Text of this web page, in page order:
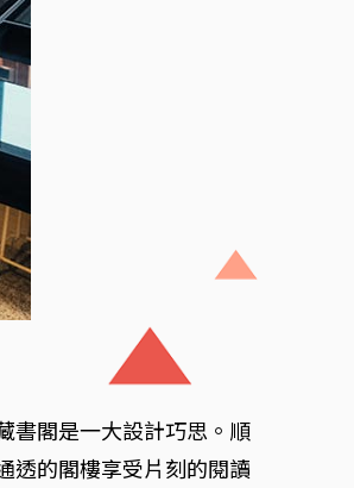
書閣是一大設計巧思。順
透的閣樓享受片刻的閱讀